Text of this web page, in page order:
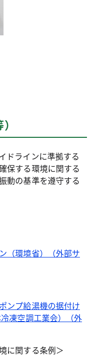
ドラインに準拠する
保する環境に関する
動の基準を遵守する
（環境省）（外部サ
ンプ給湯機の据付け
凍空調工業会）（外
に関する条例＞